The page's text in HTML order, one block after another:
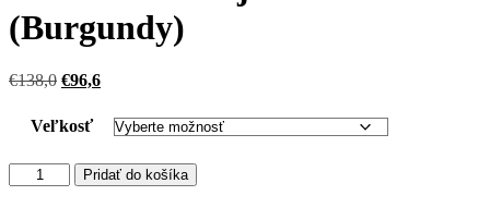
(Burgundy)
€138,0 Pôvodná
bola:
€138,0.
€96,6Aktuálna
je:
€96,6.
Veľkosť
množstvo
IMPERIAL
Pridať do košíka